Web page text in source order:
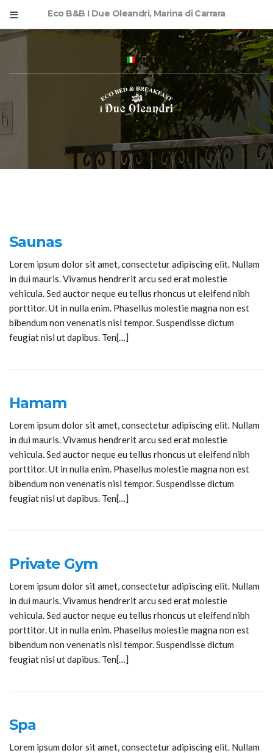
Eco B&B I Due Oleandri, Marina di Carrara
Saunas
Lorem ipsum dolor sit amet, consectetur adipiscing elit. Nullam
in dui mauris. Vivamus hendrerit arcu sed erat molestie
vehicula. Sed auctor neque eu tellus rhoncus ut eleifend nibh
porttitor. Ut in nulla enim. Phasellus molestie magna non est
bibendum non venenatis nisl tempor. Suspendisse dictum
feugiat nisl ut dapibus. Ten[…]
Hamam
Lorem ipsum dolor sit amet, consectetur adipiscing elit. Nullam
in dui mauris. Vivamus hendrerit arcu sed erat molestie
vehicula. Sed auctor neque eu tellus rhoncus ut eleifend nibh
porttitor. Ut in nulla enim. Phasellus molestie magna non est
bibendum non venenatis nisl tempor. Suspendisse dictum
feugiat nisl ut dapibus. Ten[…]
Private Gym
Lorem ipsum dolor sit amet, consectetur adipiscing elit. Nullam
in dui mauris. Vivamus hendrerit arcu sed erat molestie
vehicula. Sed auctor neque eu tellus rhoncus ut eleifend nibh
porttitor. Ut in nulla enim. Phasellus molestie magna non est
bibendum non venenatis nisl tempor. Suspendisse dictum
feugiat nisl ut dapibus. Ten[…]
Spa
Lorem ipsum dolor sit amet, consectetur adipiscing elit. Nullam